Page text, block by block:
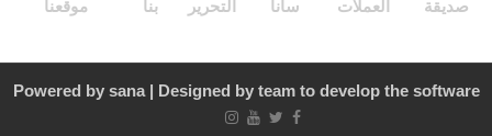
صديقة
العملات
سانا
التحرير
بنا
موقعنا
Powered by sana| Designed by team to develop the software